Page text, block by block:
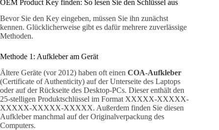
OEM Product Key finden: So lesen Sie den Schlüssel aus
Bevor Sie den Key eingeben, müssen Sie ihn zunächst
kennen. Glücklicherweise gibt es dafür mehrere zuverlässige
Methoden.
Methode 1: Aufkleber am Gerät
Ältere Geräte (vor 2012) haben oft einen COA-Aufkleber
(Certificate of Authenticity) auf der Unterseite des Laptops
oder auf der Rückseite des Desktop-PCs. Dieser enthält den
25-stelligen Produktschlüssel im Format XXXXX-XXXXX-
XXXXX-XXXXX-XXXXX. Außerdem finden Sie diesen
Aufkleber manchmal auf der Originalverpackung des
Computers.